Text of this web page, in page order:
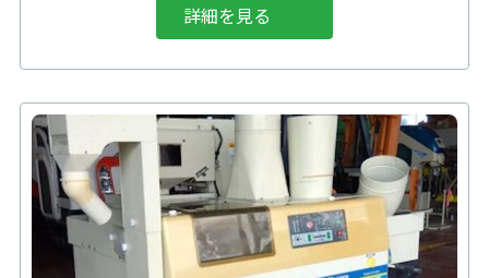
詳細を見る